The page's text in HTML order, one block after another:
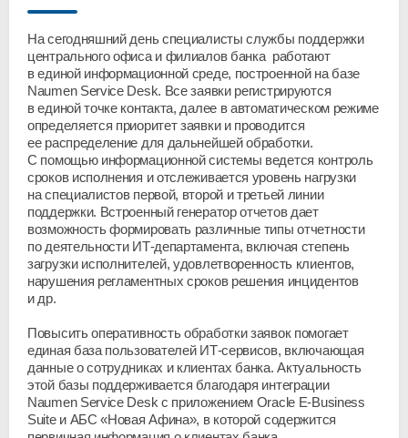
На сегодняшний день специалисты службы поддержки
центрального офиса и филиалов банка работают
в единой информационной среде, построенной на базе
Naumen Service Desk. Все заявки регистрируются
в единой точке контакта, далее в автоматическом режиме
определяется приоритет заявки и проводится
ее распределение для дальнейшей обработки.
С помощью информационной системы ведется контроль
сроков исполнения и отслеживается уровень нагрузки
на специалистов первой, второй и третьей линии
поддержки. Встроенный генератор отчетов дает
возможность формировать различные типы отчетности
по деятельности ИТ-департамента, включая степень
загрузки исполнителей, удовлетворенность клиентов,
нарушения регламентных сроков решения инцидентов
и др.
Повысить оперативность обработки заявок помогает
единая база пользователей ИТ-сервисов, включающая
данные о сотрудниках и клиентах банка. Актуальность
этой базы поддерживается благодаря интеграции
Naumen Service Desk с приложением Oracle E-Business
Suite и АБС «Новая Афина», в которой содержится